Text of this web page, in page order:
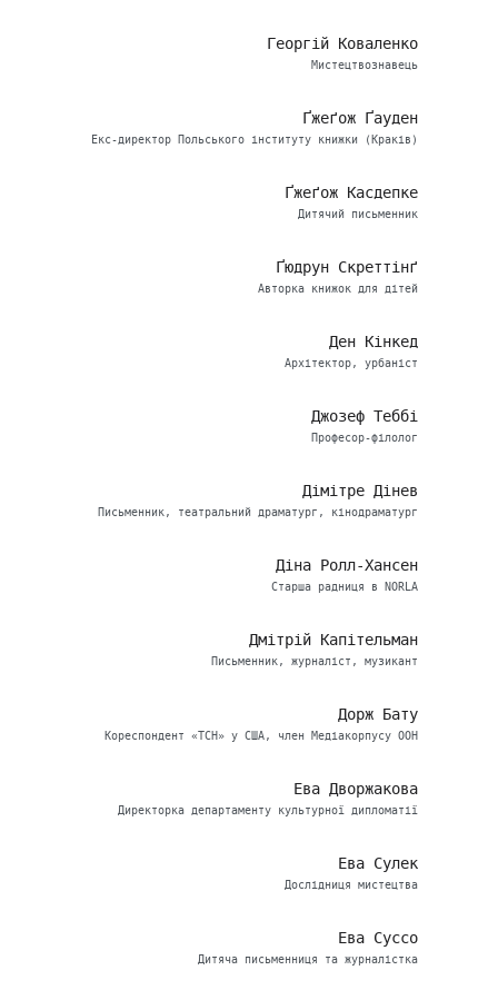
Георгій Коваленко
Мистецтвознавець
Ґжеґож Ґауден
Екс-директор Польського інституту книжки (Краків)
Ґжеґож Касдепке
Дитячий письменник
Ґюдрун Скреттінґ
Авторка книжок для дітей
Ден Кінкед
Архітектор, урбаніст
Джозеф Теббі
Професор-філолог
Дімітре Дінев
Письменник, театральний драматург, кінодраматург
Діна Ролл-Хансен
Старша радниця в NORLA
Дмітрій Капітельман
Письменник, журналіст, музикант
Дорж Бату
Кореспондент «ТСН» у США, член Медіакорпусу ООН
Ева Дворжакова
Директорка департаменту культурної дипломатії
Ева Сулек
Дослідниця мистецтва
Ева Суссо
Дитяча письменниця та журналістка